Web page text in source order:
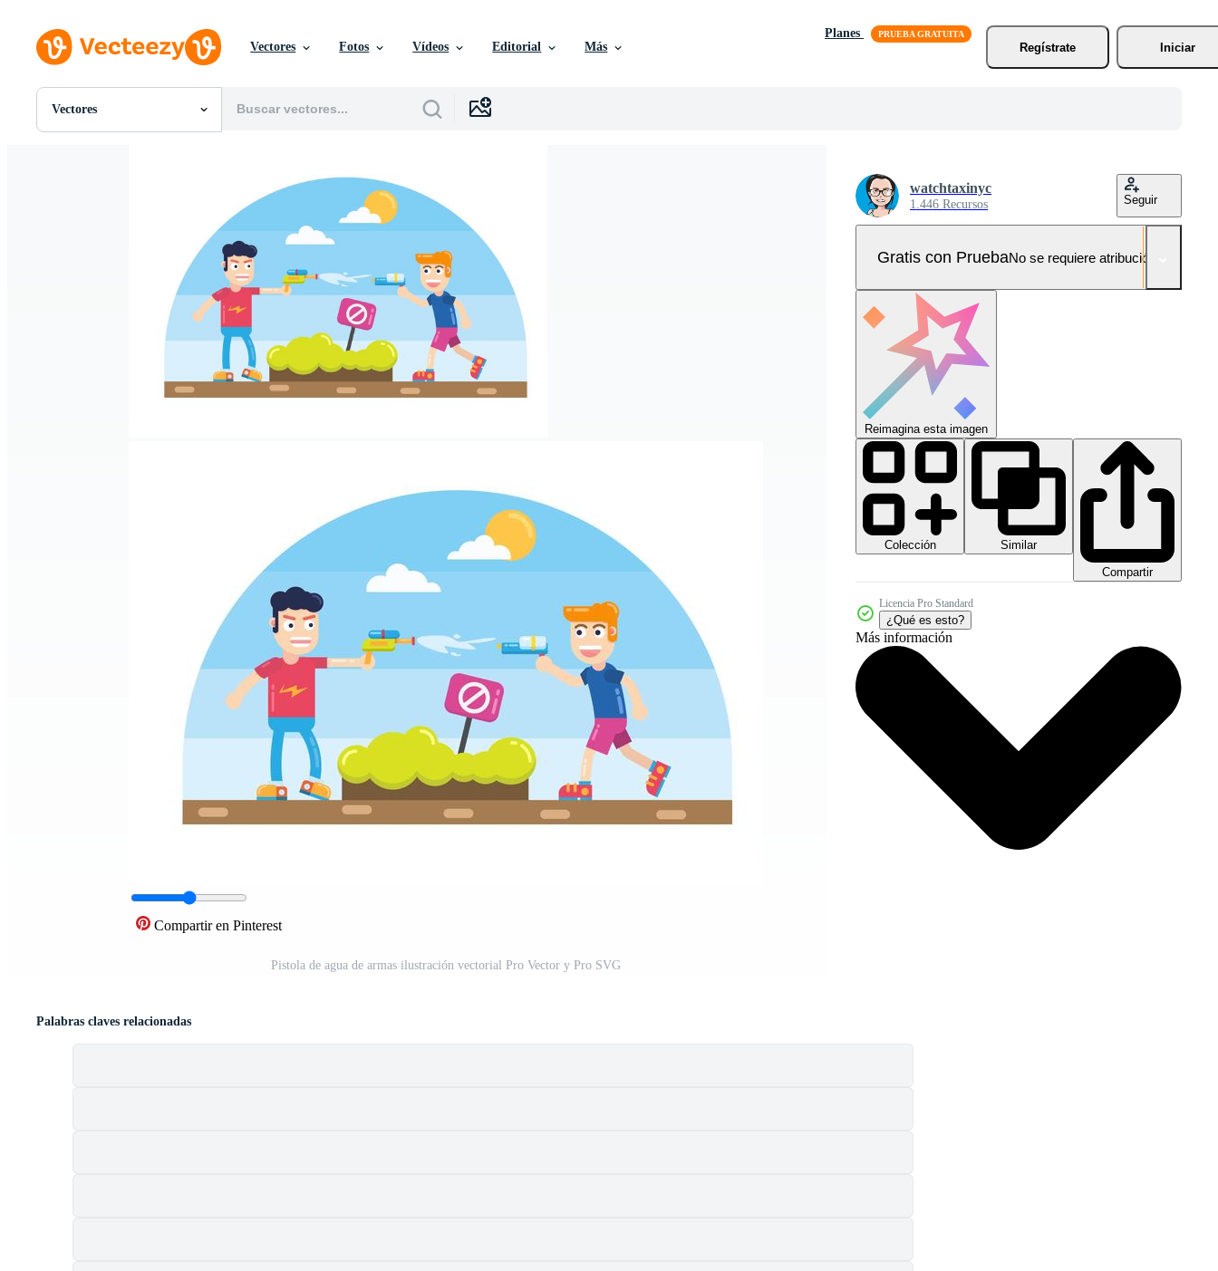
Vectores Fotos Vídeos Editorial Más
Planes
Regístrate
Iniciar
Vectores
Todas Imágenes
Gráficos en Movimiento
Imágenes Editoriales
Eventos Editoriales
Compartir en Pinterest
Pistola de agua de armas ilustración vectorial Pro Vector y Pro SVG
watchtaxinyc
1.446 Recursos Seguir
Gratis con PruebaNo se requiere atribución!
Reimagina esta imagen
Colección
Similar
Compartir
Licencia Pro Standard
¿Qué es esto?
Más información
Palabras claves relacionadas